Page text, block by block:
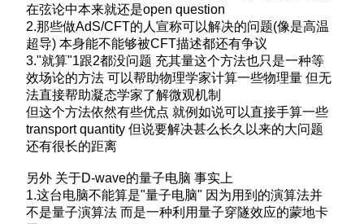
在弦论中本来就还是open question
2.那些做AdS/CFT的人宣称可以解决的问题(像是高温
超导) 本身能不能够被CFT描述都还有争议
3."就算"1跟2都没问题 充其量这个方法也只是一种等
效场论的方法 可以帮助物理学家计算一些物理量 但无
法直接帮助凝态学家了解微观机制
但这个方法依然有些优点 就例如说可以直接手算一些
transport quantity 但说要解决甚么长久以来的大问题
还有很长的距离
另外 关于D-wave的量子电脑 事实上
1.这台电脑不能算是"量子电脑" 因为用到的演算法并
不是量子演算法 而是一种利用量子穿隧效应的蒙地卡